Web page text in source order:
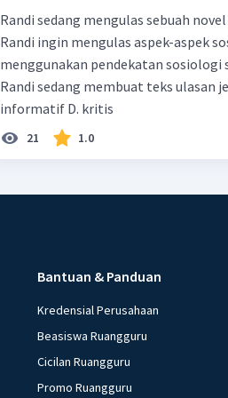
Randi sedang mengulas sebuah
Randi ingin mengulas aspek-aspek
menggunakan pendekatan sosiologi sastra. Berdasarkan
Randi sedang membuat teks ulasan jenis …
informatif D. kritis
21 1.0
Bantuan & Panduan
Kredensial Perusahaan
Beasiswa Ruangguru
Cicilan Ruangguru
Promo Ruangguru